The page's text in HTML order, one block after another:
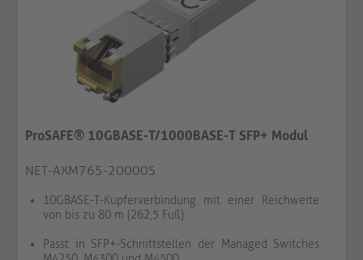
ProSAFE® 10GBASE-T/1000BASE-T SFP+ Modul
NET-AXM765-20000S
10GBASE-T-Kupferverbindung mit einer Reichweite
von bis zu 80 m (262,5 Fuß)
Passt in SFP+-Schnittstellen der Managed Switches